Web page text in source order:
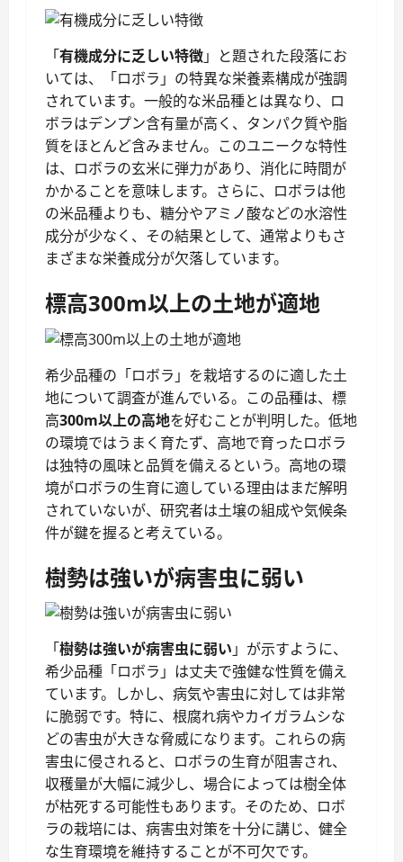
「有機成分に乏しい特徴」と題された段落にお
いては、「ロボラ」の特異な栄養素構成が強調
されています。一般的な米品種とは異なり、ロ
ボラはデンプン含有量が高く、タンパク質や脂
質をほとんど含みません。このユニークな特性
は、ロボラの玄米に弾力があり、消化に時間が
かかることを意味します。さらに、ロボラは他
の米品種よりも、糖分やアミノ酸などの水溶性
成分が少なく、その結果として、通常よりもさ
まざまな栄養成分が欠落しています。
標高300m以上の土地が適地
希少品種の「ロボラ」を栽培するのに適した土
地について調査が進んでいる。この品種は、標
高300m以上の高地を好むことが判明した。低地
の環境ではうまく育たず、高地で育ったロボラ
は独特の風味と品質を備えるという。高地の環
境がロボラの生育に適している理由はまだ解明
されていないが、研究者は土壌の組成や気候条
件が鍵を握ると考えている。
樹勢は強いが病害虫に弱い
「樹勢は強いが病害虫に弱い 」が示すように、
希少品種「ロボラ」は丈夫で強健な性質を備え
ています。しかし、病気や害虫に対しては非常
に脆弱です。特に、根腐れ病やカイガラムシな
どの害虫が大きな脅威になります。これらの病
害虫に侵されると、ロボラの生育が阻害され、
収穫量が大幅に減少し、場合によっては樹全体
が枯死する可能性もあります。そのため、ロボ
ラの栽培には、病害虫対策を十分に講じ、健全
な生育環境を維持することが不可欠です。